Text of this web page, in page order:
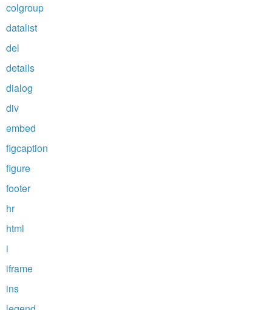
colgroup
datalist
del
details
dialog
div
embed
figcaption
figure
footer
hr
html
i
iframe
ins